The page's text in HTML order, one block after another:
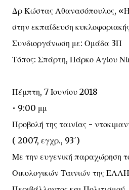
Δρ Κώστας Αθανασόπουλος,
στην εκπαίδευση
Συνδιοργάνωση με: Ομάδα 3Π
Τόπος: Σπάρτη, Πάρκο Αγίου
Πέμπτη, 7 Ιουνίου 2018
• 9:00 μμ
Προβολή της ταινίας -
( 2007, εγχρ., 93΄)
Με την ευγενική παραχώρηση
Οικολογικών Ταινιών της